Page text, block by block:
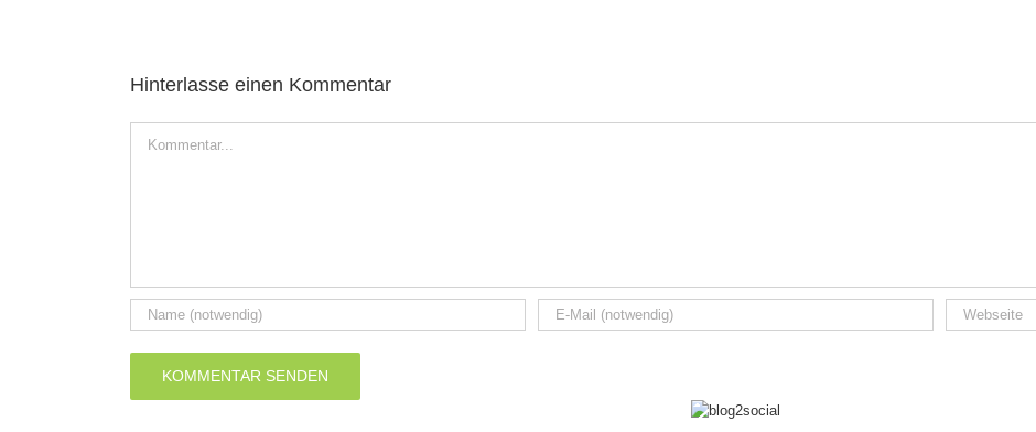
Hinterlasse einen Kommentar